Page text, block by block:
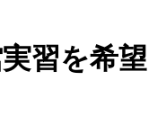
習を希望